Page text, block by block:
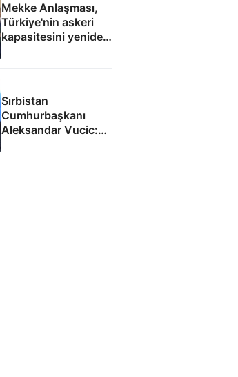
Mekke Anlaşması,
Türkiye'nin askeri
kapasitesini yeniden
uluslararası
Sırbistan
Cumhurbaşkanı
Aleksandar Vucic:
İsrail ile SİHA